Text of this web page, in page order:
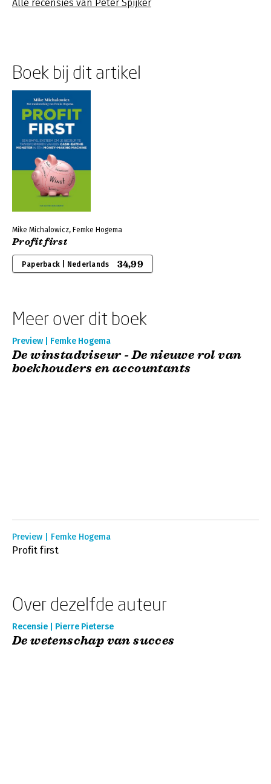
Alle recensies van Peter Spijker
Boek bij dit artikel
Mike Michalowicz, Femke Hogema
Profit first
Paperback | Nederlands 34,99
Meer over dit boek
Preview | Femke Hogema
De winstadviseur - De nieuwe rol van
boekhouders en accountants
Preview | Femke Hogema
Profit first
Over dezelfde auteur
Recensie | Pierre Pieterse
De wetenschap van succes